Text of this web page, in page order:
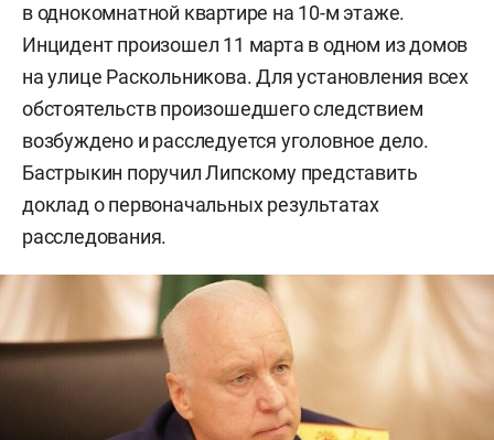
в однокомнатной квартире на 10-м этаже.
Инцидент произошел 11 марта в одном из домов
на улице Раскольникова. Для установления всех
обстоятельств произошедшего следствием
возбуждено и расследуется уголовное дело.
Бастрыкин поручил Липскому представить
доклад о первоначальных результатах
расследования.